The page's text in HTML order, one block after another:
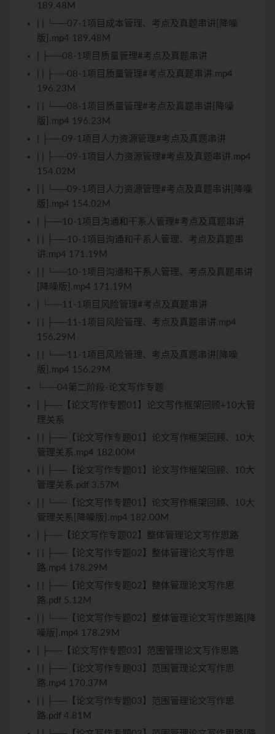
189.48M
| | └──07-1项目成本管理、考点及真题串讲[降噪
版].mp4 189.48M
| ├──08-1项目质量管理#考点及真题串讲
| | ├──08-1项目质量管理#考点及真题串讲.mp4
196.23M
| | └──08-1项目质量管理#考点及真题串讲[降噪
版].mp4 196.23M
| ├──09-1项目人力资源管理#考点及真题串讲
| | ├──09-1项目人力资源管理#考点及真题串讲.mp4
154.02M
| | └──09-1项目人力资源管理#考点及真题串讲[降噪
版].mp4 154.02M
| ├──10-1项目沟通和干系人管理#考点及真题串讲
| | ├──10-1项目沟通和干系人管理、考点及真题串
讲.mp4 171.19M
| | └──10-1项目沟通和干系人管理、考点及真题串讲
[降噪版].mp4 171.19M
| └──11-1项目风险管理#考点及真题串讲
| | ├──11-1项目风险管理、考点及真题串讲.mp4
156.29M
| | └──11-1项目风险管理、考点及真题串讲[降噪
版].mp4 156.29M
└──04第二阶段-论文写作专题
| ├──【论文写作专题01】论文写作框架回顾+10大管
理关系
| | ├──【论文写作专题01】论文写作框架回顾、10大
管理关系.mp4 182.00M
| | ├──【论文写作专题01】论文写作框架回顾、10大
管理关系.pdf 3.57M
| | └──【论文写作专题01】论文写作框架回顾、10大
管理关系[降噪版].mp4 182.00M
| ├──【论文写作专题02】整体管理论文写作思路
| | ├──【论文写作专题02】整体管理论文写作思
路.mp4 178.29M
| | ├──【论文写作专题02】整体管理论文写作思
路.pdf 5.12M
| | └──【论文写作专题02】整体管理论文写作思路[降
噪版].mp4 178.29M
| ├──【论文写作专题03】范围管理论文写作思路
| | ├──【论文写作专题03】范围管理论文写作思
路.mp4 170.37M
| | ├──【论文写作专题03】范围管理论文写作思
路.pdf 4.81M